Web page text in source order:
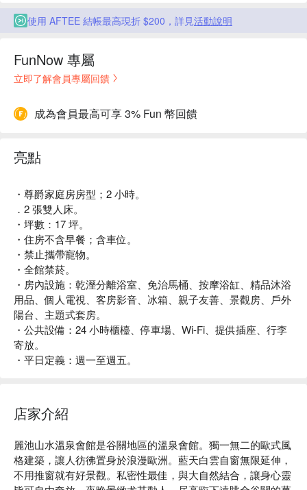
使用 AFTEE 結帳最高現折 $200，詳見活動說明
FunNow 專屬
立即了解會員專屬回饋
成為會員最高可享 3% Fun 幣回饋
亮點
・尊爵家庭房房型；2 小時。
．2 張雙人床。
・坪數：17 坪。
・住房不含早餐；含車位。
・禁止攜帶寵物。
・全館禁菸。
・房內設施：乾溼分離浴室、免治馬桶、按摩浴缸、精品沐浴
用品、個人電視、客房影音、冰箱、親子友善、景觀房、戶外
陽台、主題式套房。
・公共設備：24 小時櫃檯、停車場、Wi-Fi、提供插座、行李
寄放。
・平日定義：週一至週五。
店家介紹
麗池山水溫泉會館是谷關地區的溫泉會館。獨一無二的歐式風
格建築，讓人彷彿置身於浪漫歐洲。藍天白雲自窗無限延伸，
不用推窗就有好景觀。私密性最佳，與大自然結合，讓身心靈